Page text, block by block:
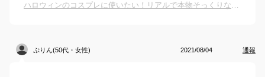
ハロウィンのコスプレに使いたい！リアルで本物そっくりな顔に貼れるタトゥーシールのおすすめは？
ぷりん(50代・女性) 2021/08/04 通報